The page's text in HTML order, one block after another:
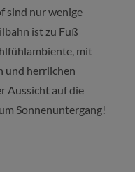
sind nur wenige
ist zu Fuß
mit
und herrlichen
Aussicht auf die
Sonnenuntergang!